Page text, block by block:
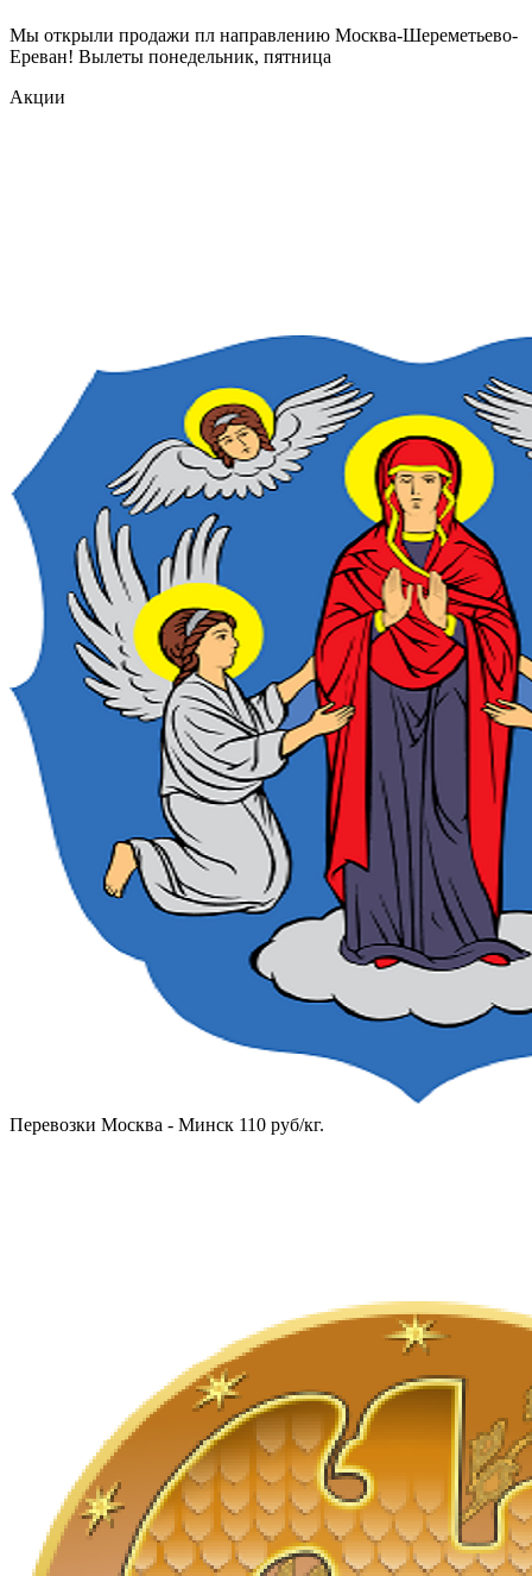
Мы открыли продажи пл направлению Москва-Шереметьево-
Ереван! Вылеты понедельник, пятница
Акции
Перевозки Москва - Минск 110 руб/кг.